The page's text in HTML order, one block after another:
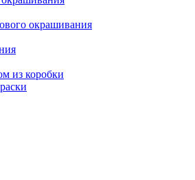
окрашивания
из коробки